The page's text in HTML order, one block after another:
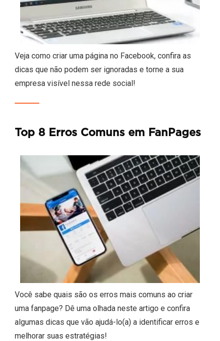
Veja como criar uma página no Facebook, confira as
dicas que não podem ser ignoradas e torne a sua
empresa visível nessa rede social!
Top 8 Erros Comuns em FanPages
Você sabe quais são os erros mais comuns ao criar
uma fanpage? Dê uma olhada neste artigo e confira
algumas dicas que vão ajudá-lo(a) a identificar erros e
melhorar suas estratégias!